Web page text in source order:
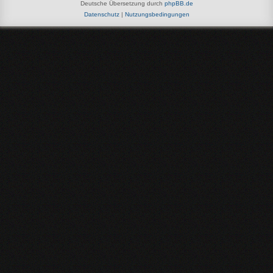
Deutsche Übersetzung durch phpBB.de
Datenschutz| Nutzungsbedingungen